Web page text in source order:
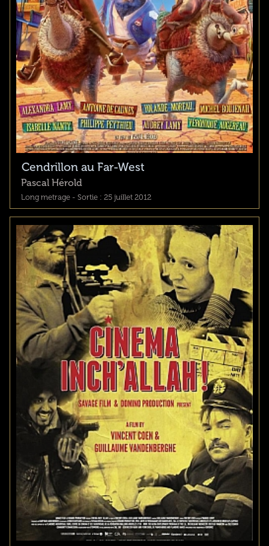
Cendrillon au Far-West
Pascal Hérold
Long metrage - Sortie : 25 juillet 2012